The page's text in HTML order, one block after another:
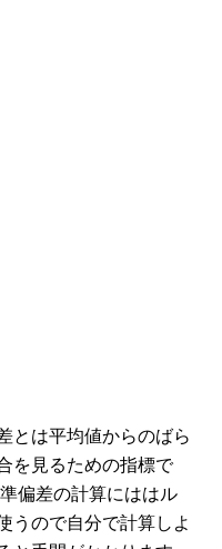
とは平均値からのばら
を見るための指標で
偏差の計算にははル
うので自分で計算しよ